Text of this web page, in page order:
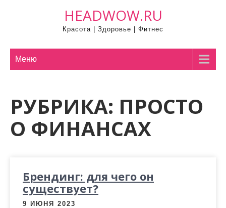
HEADWOW.RU
Красота | Здоровье | Фитнес
Меню
РУБРИКА: ПРОСТО
О ФИНАНСАХ
Брендинг: для чего он
существует?
9 ИЮНЯ 2023